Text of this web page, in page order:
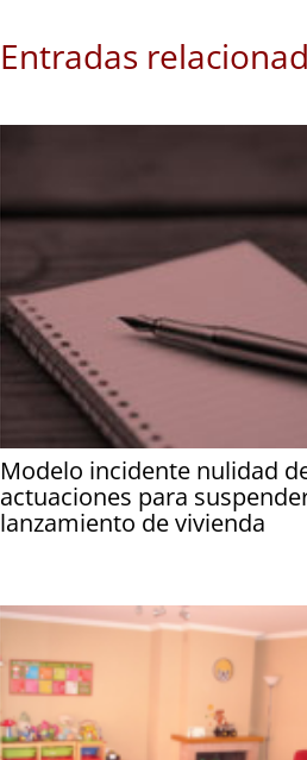
Entradas
Modelo incidente nulidad
actuaciones para
lanzamiento de vivienda